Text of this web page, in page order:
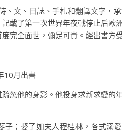
、文、日誌、手札和翻譯文字，
載了第一次世界年夜戰停止后歐
完全面世，彌足可貴。經出書方
10月出書
忽他的身影。他投身求新求變的
；娶了如夫人程桂林，各式溺